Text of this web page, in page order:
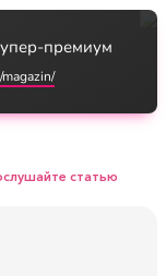
премиум
статью